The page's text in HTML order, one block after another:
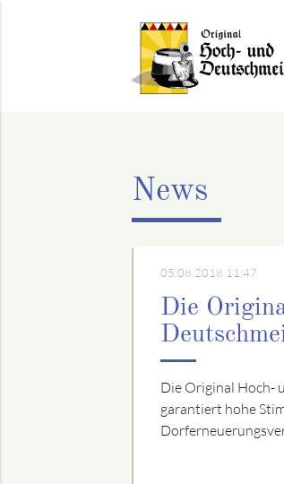
News
05.08.2018 11:47
Die
Die Original Hoch-
garantiert hohe